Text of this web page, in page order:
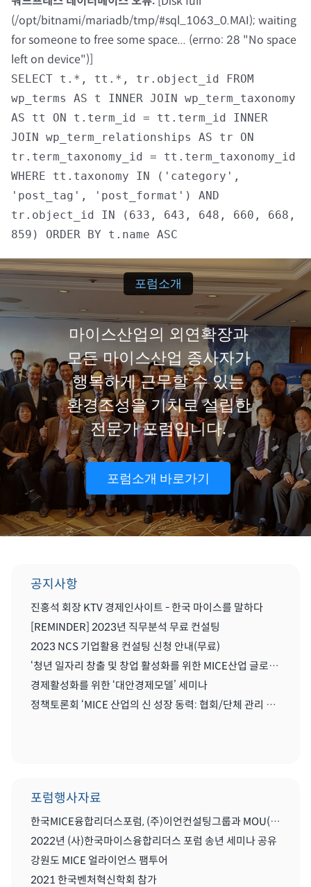
자료실
회원광장
마이페이지
회원 가입
(/opt/bitnami/mariadb/tmp/#sql_1063_0.MAI); waiting
for someone to free some space... (errno: 28 "No space
left on device")]
SELECT t.*, tt.*, tr.object_id FROM
wp_terms AS t INNER JOIN wp_term_taxonomy
AS tt ON t.term_id = tt.term_id INNER
JOIN wp_term_relationships AS tr ON
tr.term_taxonomy_id = tt.term_taxonomy_id
WHERE tt.taxonomy IN ('category',
'post_tag', 'post_format') AND
tr.object_id IN (633, 643, 648, 660, 668,
859) ORDER BY t.name ASC
포럼소개
마이스산업의 외연확장과
모든 마이스산업 종사자가
행복하게 근무할 수 있는
환경조성을 기치로 설립한
전문가 포럼입니다.
포럼소개 바로가기
공지사항
진홍석 회장 KTV 경제인사이트 - 한국 마이스를 말하다
[REMINDER] 2023년 직무분석 무료 컨설팅
2023 NCS 기업활용 컨설팅 신청 안내(무료)
‘청년 일자리 창출 및 창업 활성화를 위한 MICE산업 글로벌화를 위한 세미나'
경제활성화를 위한 ‘대안경제모델’ 세미나
정책토론회 ‘MICE 산업의 신 성장 동력: 협회/단체 관리 및 복합리조트 산업’
포럼행사자료
한국MICE융합리더스포럼, (주)이언컨설팅그룹과 MOU(업무협약) 체결식
2022년 (사)한국마이스융합리더스 포럼 송년 세미나 공유
강원도 MICE 얼라이언스 팸투어
2021 한국벤처혁신학회 참가